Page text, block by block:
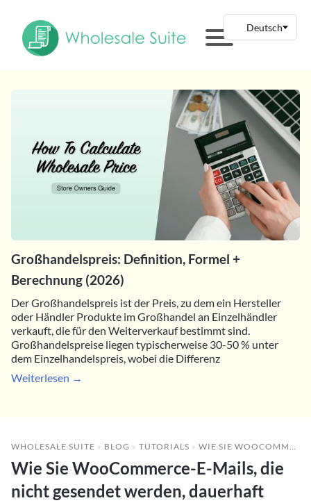
Großhandelspreis: Definition, Formel +
Berechnung (2026)
Der Großhandelspreis ist der Preis, zu dem ein Hersteller
oder Händler Produkte im Großhandel an Einzelhändler
verkauft, die für den Weiterverkauf bestimmt sind.
Großhandelspreise liegen typischerweise 30-50 % unter
dem Einzelhandelspreis, wobei die Differenz
Weiterlesen →
WHOLESALE SUITE » BLOG » TUTORIALS » WIE SIE WOOCOMMERCE-E-MAILS, DIE NICHT GESENDET WERDEN, DAUERHAFT BEHEBEN (LEITFADEN 2026)
Wie Sie WooCommerce-E-Mails, die
nicht gesendet werden, dauerhaft